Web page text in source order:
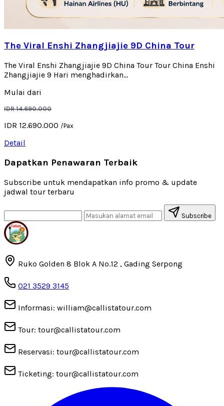
The Viral Enshi Zhangjiajie 9D China Tour
The Viral Enshi Zhangjiajie 9D China Tour Tour China Enshi
Zhangjiajie 9 Hari menghadirkan...
Mulai dari
IDR 14.690.000
IDR 12.690.000 /Pax
Detail
Dapatkan Penawaran Terbaik
Subscribe untuk mendapatkan info promo & update
jadwal tour terbaru
Subscribe
Ruko Golden 8 Blok A No.12 , Gading Serpong
021 3529 3145
Informasi: william@callistatour.com
Tour: tour@callistatour.com
Reservasi: tour@callistatour.com
Ticketing: tour@callistatour.com